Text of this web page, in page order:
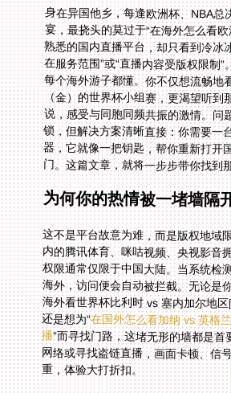
身在异国他乡，每逢欧洲杯、NBA总
宴，最挠头的莫过于“在海外怎么看欧
熟悉的国内直播平台，却只看到冷冰
在服务范围”或“直播内容受版权限制”
每个海外游子都懂。你不仅想流畅地
（金）的世界杯小组赛，更渴望听到
说，感受与同胞同频共振的激情。问
锁，但解决方案清晰直接：你需要一
器，它就像一把钥匙，帮你重新打开
门。这篇文章，就将一步步带你找到
为何你的热情被一堵墙隔
这不是平台故意为难，而是版权地域
内的腾讯体育、咪咕视频、央视影音
权限通常仅限于中国大陆。当系统检
海外，访问便会自动被拦截。无论是
海外看世界杯比利时 vs 塞内加尔地
还是想为“在国外怎么看加纳 vs 英格
播”而寻找门路，这堵无形的墙都是首
网络或寻找盗链直播，画面卡顿、信
重，体验大打折扣。